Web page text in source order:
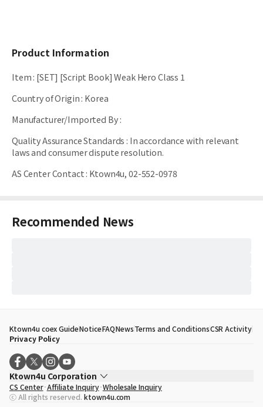
Product Information
Item: [SET] [Script Book] Weak Hero Class 1
Country of Origin: Korea
Manufacturer/Imported By:
Quality Assurance Standards : In accordance with relevant
laws and consumer dispute resolution.
AS Center Contact: Ktown4u, 02-552-0978
Recommended News
Ktown4u coex GuideNoticeFAQNewsTerms and ConditionsCSR Activity
Privacy Policy
Ktown4u Corporation
CEO
Song Hyo Min
Business Registration No. 120-87-71116
CS Center Affiliate Inquiry Wholesale Inquiry
ⓒ All rights reserved. ktown4u.com